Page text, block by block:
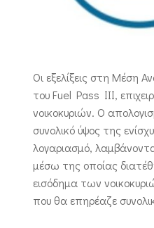
Οι εξελίξεις στη Μέση
του Fuel Pass III,
νοικοκυριών. Ο
συνολικό ύψος της
λογαριασμό,
μέσω της οποίας
εισόδημα των
που θα επηρέαζε